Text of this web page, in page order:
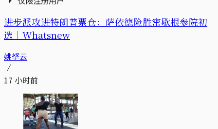
进步派攻进特朗普票仓：萨依德险胜密歇根参院初
选｜Whatsnew
姚拏云
17 小时前